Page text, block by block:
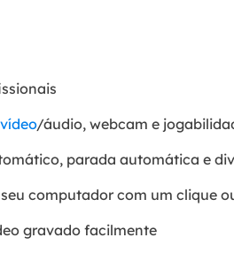
/áudio, webcam e
parada automática e
computador com um clique
gravado facilmente